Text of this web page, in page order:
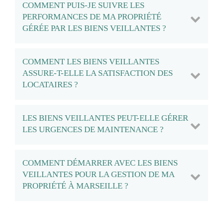
COMMENT PUIS-JE SUIVRE LES
PERFORMANCES DE MA PROPRIÉTÉ
GÉRÉE PAR LES BIENS VEILLANTES ?
COMMENT LES BIENS VEILLANTES
ASSURE-T-ELLE LA SATISFACTION DES
LOCATAIRES ?
LES BIENS VEILLANTES PEUT-ELLE GÉRER
LES URGENCES DE MAINTENANCE ?
COMMENT DÉMARRER AVEC LES BIENS
VEILLANTES POUR LA GESTION DE MA
PROPRIÉTÉ À MARSEILLE ?